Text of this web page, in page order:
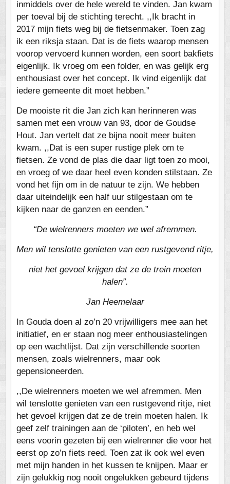
inmiddels over de hele wereld te vinden. Jan kwam
per toeval bij de stichting terecht. ,,Ik bracht in
2017 mijn fiets weg bij de fietsenmaker. Toen zag
ik een riksja staan. Dat is de fiets waarop mensen
voorop vervoerd kunnen worden, een soort bakfiets
eigenlijk. Ik vroeg om een folder, en was gelijk erg
enthousiast over het concept. Ik vind eigenlijk dat
iedere gemeente dit moet hebben.”
De mooiste rit die Jan zich kan herinneren was
samen met een vrouw van 93, door de Goudse
Hout. Jan vertelt dat ze bijna nooit meer buiten
kwam. ,,Dat is een super rustige plek om te
fietsen. Ze vond de plas die daar ligt toen zo mooi,
en vroeg of we daar heel even konden stilstaan. Ze
vond het fijn om in de natuur te zijn. We hebben
daar uiteindelijk een half uur stilgestaan om te
kijken naar de ganzen en eenden.”
“De wielren­ners moeten we wel afremmen.
Men wil tenslotte genieten van een rustgevend ritje,
niet het gevoel krijgen dat ze de trein moeten
halen”.
Jan Heemelaar
In Gouda doen al zo’n 20 vrijwilligers mee aan het
initiatief, en er staan nog meer enthousiastelingen
op een wachtlijst. Dat zijn verschillende soorten
mensen, zoals wielrenners, maar ook
gepensioneerden.
,,De wielrenners moeten we wel afremmen. Men
wil tenslotte genieten van een rustgevend ritje, niet
het gevoel krijgen dat ze de trein moeten halen. Ik
geef zelf trainingen aan de ‘piloten’, en heb wel
eens voorin gezeten bij een wielrenner die voor het
eerst op zo’n fiets reed. Toen zat ik ook wel even
met mijn handen in het kussen te knijpen. Maar er
zijn gelukkig nog nooit ongelukken gebeurd tijdens